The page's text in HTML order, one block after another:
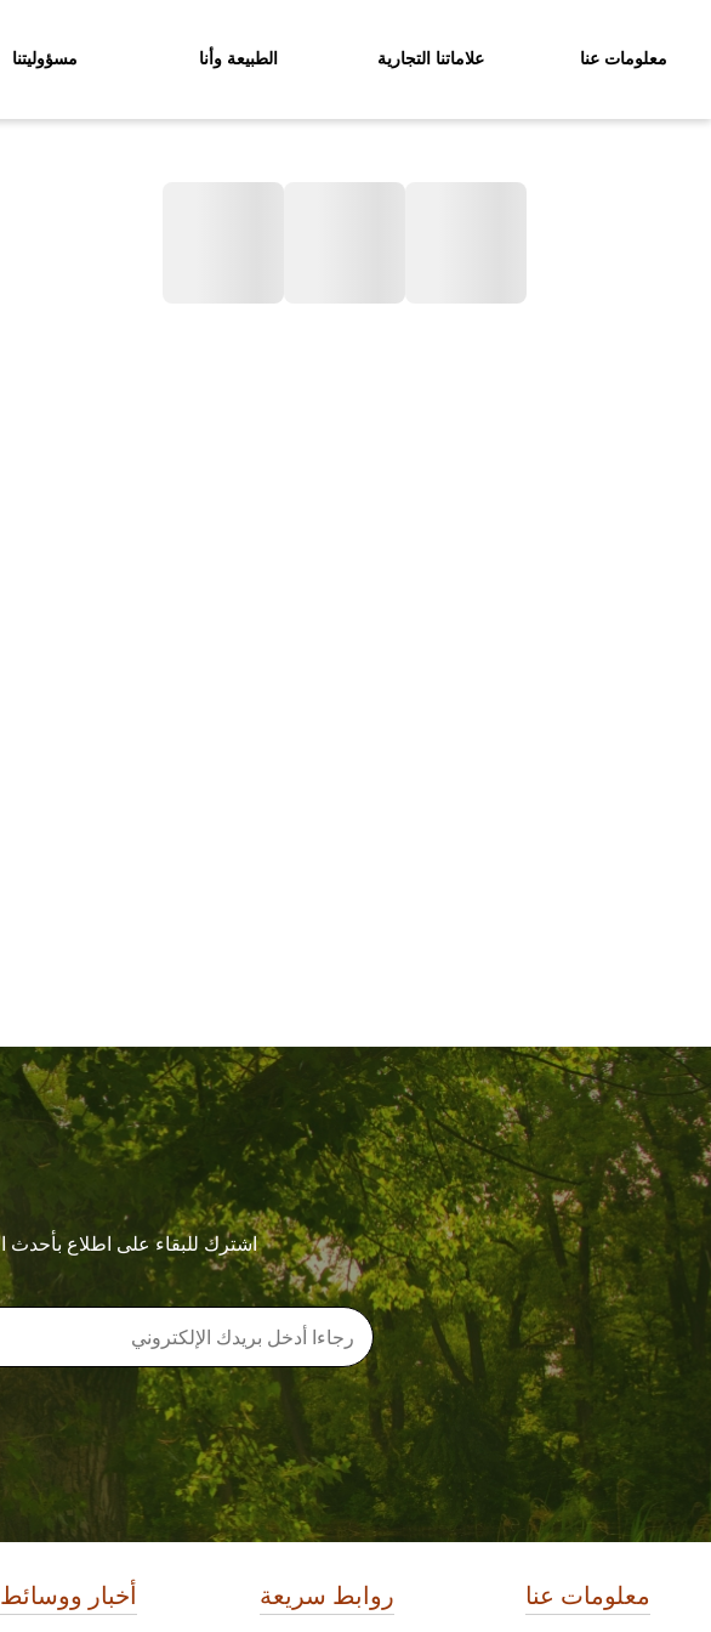
معلومات عنا علاماتنا التجارية الطبيعة وأنا مسؤوليتنا
اشترك للبقاء على اطلاع بأحدث
معلومات عنا روابط سريعة أخبار